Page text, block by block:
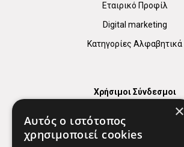
Εταιρικό Προφίλ
Digital marketing
Κατηγορίες Αλφαβητικά
Χρήσιμοι Σύνδεσμοι
Χρήσιμα Τηλέφωνα
×
Αυτός ο ιστότοπος
χρησιμοποιεί cookies